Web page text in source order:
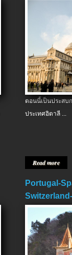
ตอนนี้เป็นประส
ประเทศอิตาลี ...
Read more
Portugal-